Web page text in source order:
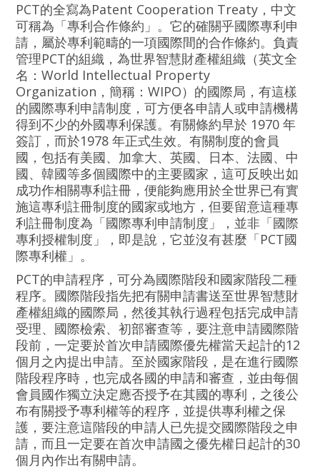
PCT的全寫為Patent Cooperation Treaty，中文
可稱為「專利合作條約」。它的確關乎國際專利申
請，屬於專利範疇的一項國際間的合作條約。負責
管理PCT的組織，為世界智慧財產權組織（英文全
名：World Intellectual Property
Organization，簡稱：WIPO）的國際局，有這樣
的國際專利申請制度，可方便各申請人或申請機構
得到不少的外國專利保護。有關條約早於 1970 年
簽訂，而於1978 年正式生效。有關制度的會員
國，包括有美國、加拿大、英國、日本、法國、中
國、韓國等多個國際中的主要國家，這可反映出如
成功作相關專利註冊，便能夠應用於全世界已有實
施這專利註冊制度的國家或地方，但要留意這種專
利註冊制度為「國際專利申請制度」，並非「國際
專利授權制度」，即是說，它並沒有甚麼「PCT國
際專利權」。
PCT的申請程序，可分為國際階段和國家階段二種
程序。國際階段指先把有關申請書送至世界智慧財
產權組織的國際局，然後其執行過程包括完成申請
受理、國際檢索、初部審查等，要注意申請國際階
段前，一定要於首次申請國際優先權當天起計的12
個月之內提出申請。至於國家階段，是在進行國際
階段程序時，也完成各國的申請和審查，並由每個
會員國作獨立決定應否授予在其國的專利，之後公
布有關授予專利權等的程序，並提供專利權之保
護，要注意這階段的申請人已先提交國際階段之申
請，而且一定要在首次申請國之優先權日起計的30
個月內作出有關申請。